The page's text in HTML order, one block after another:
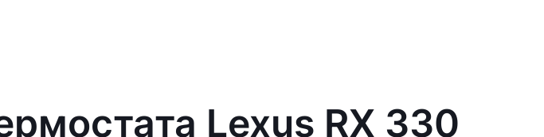
Lexus RX 330